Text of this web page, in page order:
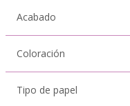
Acabado
Coloración
Tipo de papel